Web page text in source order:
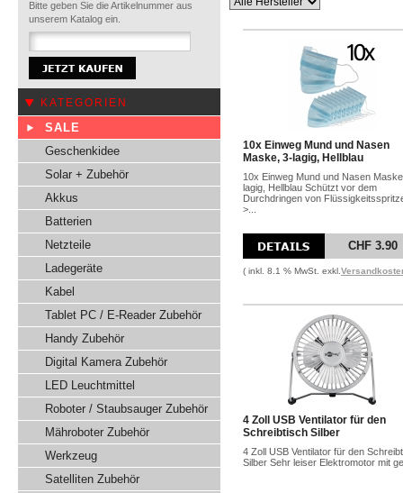
Bitte geben Sie die Artikelnummer aus
unserem Katalog ein.
KATEGORIEN
SALE
Geschenkidee
Solar + Zubehör
Akkus
Batterien
Netzteile
Ladegeräte
Kabel
Tablet PC / E-Reader Zubehör
Handy Zubehör
Digital Kamera Zubehör
LED Leuchtmittel
Roboter / Staubsauger Zubehör
Mähroboter Zubehör
Werkzeug
Satelliten Zubehör
10x Einweg Mund und Nasen
Maske, 3-lagig, Hellblau
10x Einweg Mund und Nasen
lagig, Hellblau Schützt vor dem
Durchdringen von
>...
CHF 3.90
( inkl. 8.1 % MwSt. exkl.
4 Zoll USB Ventilator für den
Schreibtisch Silber
4 Zoll USB Ventilator für den
Silber Sehr leiser Elektromotor mit